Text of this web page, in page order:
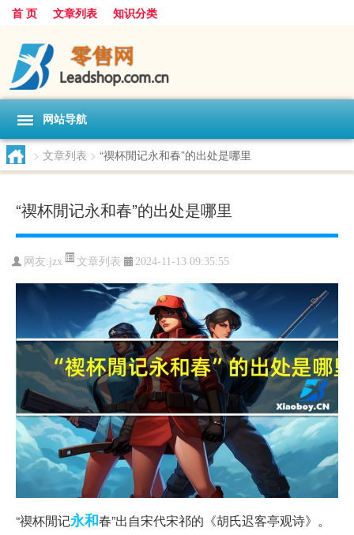
首 页 文章列表 知识分类
网站导航
> 文章列表 > “禊杯閒记永和春”的出处是哪里
“禊杯閒记永和春”的出处是哪里
网友:jzx 文章列表 2024-11-13 09:35:55
“禊杯閒记永和春”出自宋代宋祁的《胡氏迟客亭观诗》。